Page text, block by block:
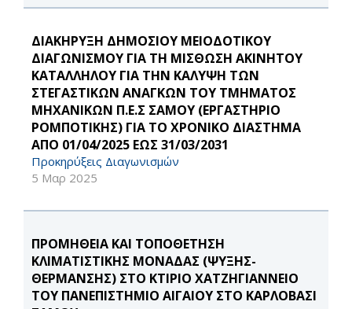
ΔΙΑΚΗΡΥΞΗ ΔΗΜΟΣΙΟΥ ΜΕΙΟΔΟΤΙΚΟΥ
ΔΙΑΓΩΝΙΣΜΟΥ ΓΙΑ ΤΗ ΜΙΣΘΩΣΗ ΑΚΙΝΗΤΟΥ
ΚΑΤΑΛΛΗΛΟΥ ΓΙΑ ΤΗΝ ΚΑΛΥΨΗ ΤΩΝ
ΣΤΕΓΑΣΤΙΚΩΝ ΑΝΑΓΚΩΝ ΤΟΥ ΤΜΗΜΑΤΟΣ
ΜΗΧΑΝΙΚΩΝ Π.Ε.Σ ΣΑΜΟΥ (ΕΡΓΑΣΤΗΡΙΟ
ΡΟΜΠΟΤΙΚΗΣ) ΓΙΑ ΤΟ ΧΡΟΝΙΚΟ ΔΙΑΣΤΗΜΑ
ΑΠΟ 01/04/2025 ΕΩΣ 31/03/2031
Προκηρύξεις Διαγωνισμών
5 Μαρ 2025
ΠΡΟΜΗΘΕΙΑ ΚΑΙ ΤΟΠΟΘΕΤΗΣΗ
ΚΛΙΜΑΤΙΣΤΙΚΗΣ ΜΟΝΑΔΑΣ (ΨΥΞΗΣ-
ΘΕΡΜΑΝΣΗΣ) ΣΤΟ ΚΤΙΡΙΟ ΧΑΤΖΗΓΙΑΝΝΕΙΟ
ΤΟΥ ΠΑΝΕΠΙΣΤΗΜΙΟ ΑΙΓΑΙΟΥ ΣΤΟ ΚΑΡΛΟΒΑΣΙ